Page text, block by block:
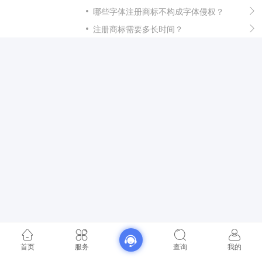
哪些字体注册商标不构成字体侵权？
注册商标需要多长时间？
首页 服务 查询 我的